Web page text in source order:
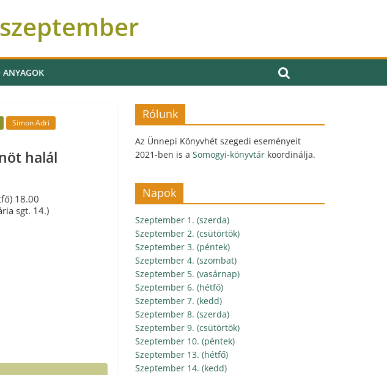
ANYAGOK
Simon Adri
halál
18.00
sgt. 14.)
Rólunk
Az Ünnepi Könyvhét szegedi eseményeit
2021-ben is a Somogyi-könyvtár koordinálja.
Napok
Szeptember 1. (szerda)
Szeptember 2. (csütörtök)
Szeptember 3. (péntek)
Szeptember 4. (szombat)
Szeptember 5. (vasárnap)
Szeptember 6. (hétfő)
Szeptember 7. (kedd)
Szeptember 8. (szerda)
Szeptember 9. (csütörtök)
Szeptember 10. (péntek)
Szeptember 13. (hétfő)
Szeptember 14. (kedd)